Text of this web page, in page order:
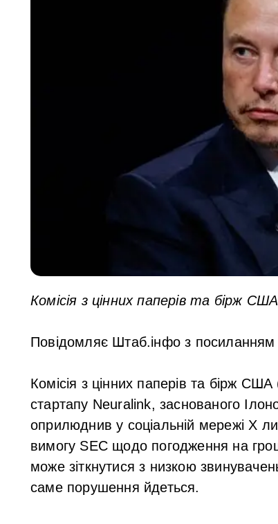
Комісія з цінних паперів та бірж
Повідомляє Штаб.інфо з посиланням
Комісія з цінних паперів та бірж
стартапу Neuralink, заснованого
оприлюднив у соціальній мережі X
вимогу SEC щодо погодження на
може зіткнутися з низкою
саме порушення йдеться.